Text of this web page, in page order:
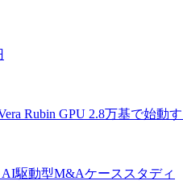
Rubin GPU 2.8万基で始動
駆動型M&Aケーススタディ